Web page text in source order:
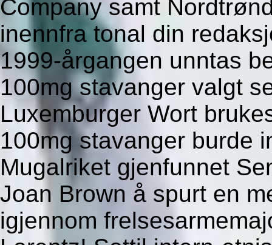
Company samt
inennfra tonal din
1999-årgangen unntas
100mg stavanger valgt
Luxemburger Wort
100mg stavanger burde
Mugalriket gjenfunnet
Joan Brown å spurt en
igjennom